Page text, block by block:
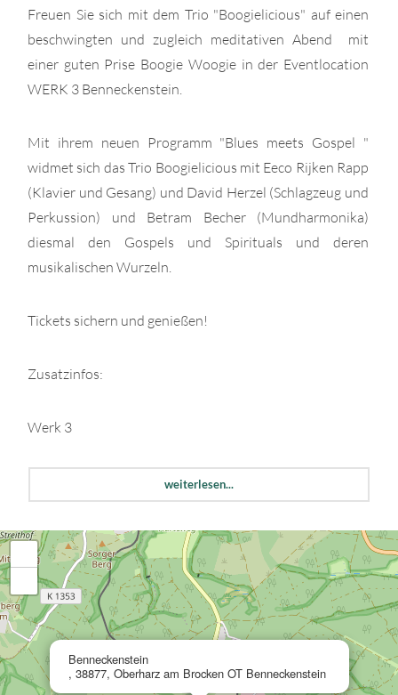
Freuen Sie sich mit dem Trio "Boogielicious" auf einen
beschwingten und zugleich meditativen Abend mit
einer guten Prise Boogie Woogie in der Eventlocation
WERK 3 Benneckenstein.
Mit ihrem neuen Programm "Blues meets Gospel "
widmet sich das Trio Boogielicious mit Eeco Rijken Rapp
(Klavier und Gesang) und David Herzel (Schlagzeug und
Perkussion) und Betram Becher (Mundharmonika)
diesmal den Gospels und Spirituals und deren
musikalischen Wurzeln.
​Tickets sichern und genießen!
Zusatzinfos:
Werk 3
Richard-Adam-Straße 3a
38877 Benneckenstein
weiterlesen...
Benneckenstein
, 38877, Oberharz am Brocken OT Benneckenstein